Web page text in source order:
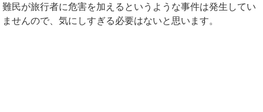
難民が旅行者に危害を加えるというような事件は発生してい
ませんので、気にしすぎる必要はないと思います。